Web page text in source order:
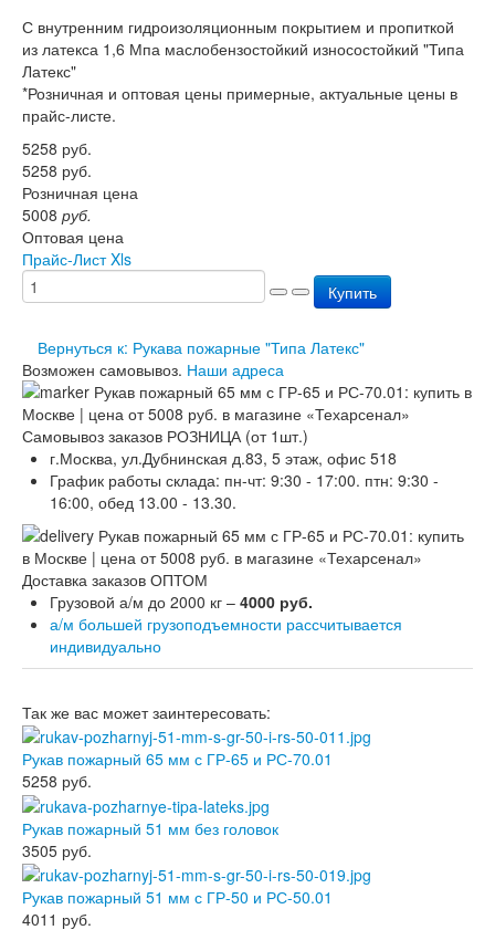
Сертификаты
Вопрос-Ответ
Контакты
Перезарядка
Перезарядка ОУ
Доставка
Оплата
О нас
Публичная оферта
Сертификаты
Вопрос-Ответ
Контакты
С внутренним гидроизоляционным покрытием и пропиткой
из латекса 1,6 Мпа маслобензостойкий износостойкий "Типа
Латекс"
*Розничная и оптовая цены примерные, актуальные цены в
прайс-листе.
5258 руб.
5258 руб.
Розничная цена
5008 руб.
Оптовая цена
Прайс-Лист Xls
Купить
Вернуться к: Рукава пожарные "Типа Латекс"
Возможен самовывоз. Наши адреса
Самовывоз заказов РОЗНИЦА (от 1шт.)
г.Москва, ул.Дубнинская д.83, 5 этаж, офис 518
График работы склада: пн-чт: 9:30 - 17:00. птн: 9:30 -
16:00, обед 13.00 - 13.30.
Доставка заказов ОПТОМ
Грузовой а/м до 2000 кг – 4000 руб.
а/м большей грузоподъемности рассчитывается
индивидуально
Так же вас может заинтересовать:
Рукав пожарный 65 мм с ГР-65 и РС-70.01
5258 руб.
Рукав пожарный 51 мм без головок
3505 руб.
Рукав пожарный 51 мм с ГР-50 и РС-50.01
4011 руб.